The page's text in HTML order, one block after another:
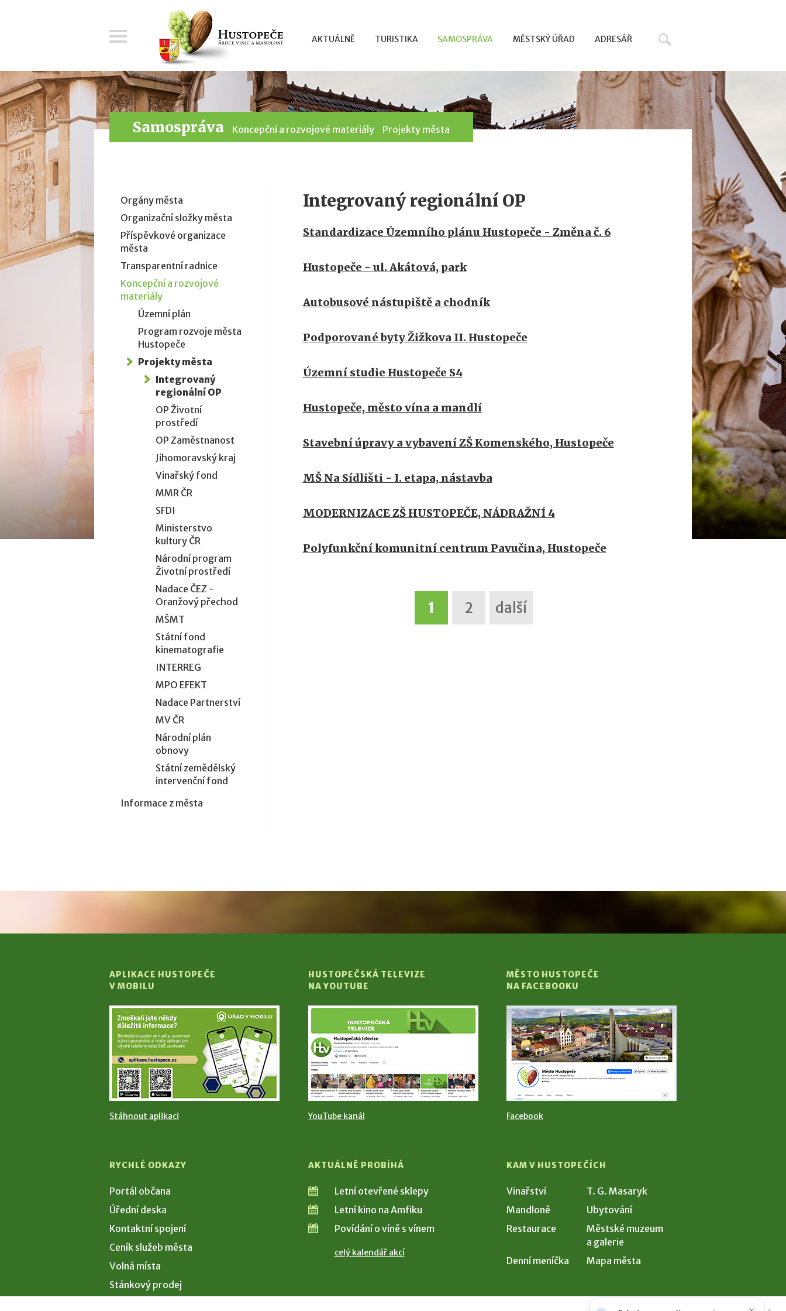
AKTUÁLNĚ TURISTIKA SAMOSPRÁVA MĚSTSKÝ ÚŘAD ADRESÁŘ
Samospráva Koncepční a rozvojové materiály Projekty města
Integrovaný regionální OP
Standardizace Územního plánu Hustopeče - Změna č. 6
Hustopeče - ul. Akátová, park
Autobusové nástupiště a chodník
Podporované byty Žižkova II. Hustopeče
Územní studie Hustopeče S4
Hustopeče, město vína a mandlí
Stavební úpravy a vybavení ZŠ Komenského, Hustopeče
MŠ Na Sídlišti - I. etapa, nástavba
MODERNIZACE ZŠ HUSTOPEČE, NÁDRAŽNÍ 4
Polyfunkční komunitní centrum Pavučina, Hustopeče
1 2 další
Orgány města
Organizační složky města
Příspěvkové organizace
města
Transparentní radnice
Koncepční a rozvojové
materiály
Územní plán
Program rozvoje města
Hustopeče
Projekty města
Integrovaný
regionální OP
OP Životní
prostředí
OP Zaměstnanost
Jihomoravský kraj
Vinařský fond
MMR ČR
SFDI
Ministerstvo
kultury ČR
Národní program
Životní prostředí
Nadace ČEZ -
Oranžový přechod
MŠMT
Státní fond
kinematografie
INTERREG
MPO EFEKT
Nadace Partnerství
MV ČR
Národní plán
obnovy
Státní zemědělský
intervenční fond
Informace z města
APLIKACE HUSTOPEČE
V MOBILU
Stáhnout aplikaci
HUSTOPEČSKÁ TELEVIZE
NA YOUTUBE
YouTube kanál
MĚSTO HUSTOPEČE
NA FACEBOOKU
Facebook
RYCHLÉ ODKAZY
Portál občana
Úřední deska
Kontaktní spojení
Ceník služeb města
Volná místa
Stánkový prodej
AKTUÁLNĚ PROBÍHÁ
Letní otevřené sklepy
Letní kino na Amfiku
Povídání o víně s vínem
celý kalendář akcí
KAM V HUSTOPEČÍCH
Vinařství
T. G. Masaryk
Mandloně
Ubytování
Restaurace
Městské muzeum
a galerie
Denní meníčka
Mapa města